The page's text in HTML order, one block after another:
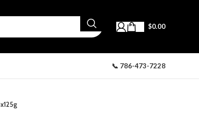
$0.00
📞 786-473-7228